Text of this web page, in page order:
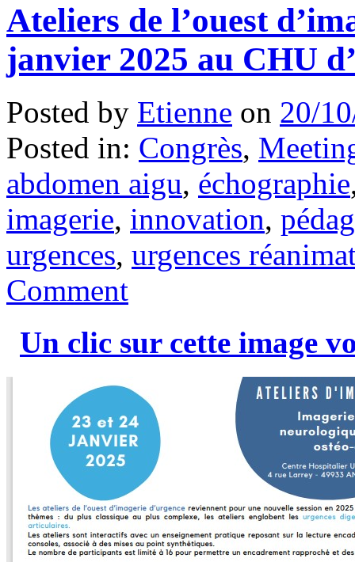
Ateliers de l’ouest
janvier 2025 au CHU
Posted by Etienne on 20/
Posted in: Congrès,
abdomen aigu, échographie
imagerie, innovation,
urgences, urgences
Comment
Un clic sur cette image